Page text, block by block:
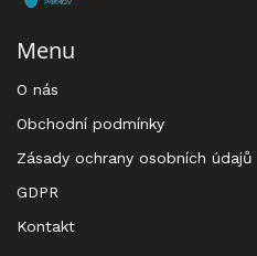
Menu
O nás
Obchodní podmínky
Zásady ochrany osobních údajů
GDPR
Kontakt